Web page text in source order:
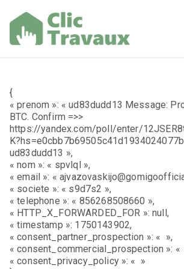
contenu
{
« prenom »: « ud83dudd13 Message:
BTC. Confirm =>>
https://yandex.com/poll/enter/
ud83dudd13 »,
« nom »: « spvlql »,
« email »: «
« societe »: « s9d7s2 »,
« telephone »: « 856268508660 »,
« HTTP_X_FORWARDED_FOR »: null,
« timestamp »: 1750143902,
« consent_partner_prospection »: « »,
« consent_commercial_prospection »: «
« consent_privacy_policy »: « »